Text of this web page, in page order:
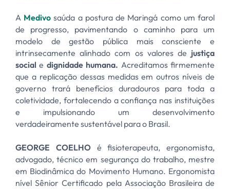
A Medivo saúda a postura de Maringá como um farol
de progresso, pavimentando o caminho para um
modelo de gestão pública mais consciente e
intrinsecamente alinhado com os valores de justiça
social e dignidade humana. Acreditamos firmemente
que a replicação dessas medidas em outros níveis de
governo trará benefícios duradouros para toda a
coletividade, fortalecendo a confiança nas instituições
e impulsionando um desenvolvimento
verdadeiramente sustentável para o Brasil.
GEORGE COELHOé fisioterapeuta, ergonomista,
advogado, técnico em segurança do trabalho, mestre
em Biodinâmica do Movimento Humano. Ergonomista
nível Sênior Certificado pela Associação Brasileira de